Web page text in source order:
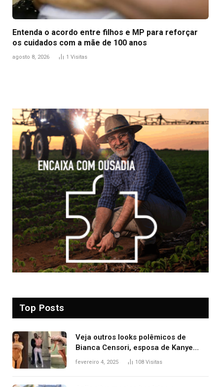
Entenda o acordo entre filhos e MP para reforçar
os cuidados com a mãe de 100 anos
agosto 8, 2026 1 Visitas
Top Posts
Veja outros looks polêmicos de
Bianca Censori, esposa de Kanye
West que apareceu nua no Grammy
fevereiro 4, 2025 108 Visitas